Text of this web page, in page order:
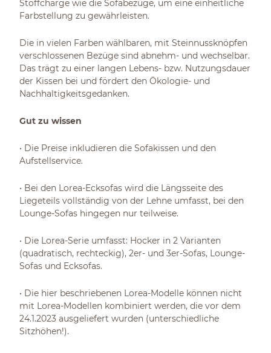
Stoffcharge wie die Sofabezüge, um eine einheitliche
Farbstellung zu gewährleisten.
Die in vielen Farben wählbaren, mit Steinnussknöpfen
verschlossenen Bezüge sind abnehm- und wechselbar.
Das trägt zu einer langen Lebens- bzw. Nutzungsdauer
der Kissen bei und fördert den Ökologie- und
Nachhaltigkeitsgedanken.
Gut zu wissen
• Die Preise inkludieren die Sofakissen und den
Aufstellservice.
• Bei den Lorea-Ecksofas wird die Längsseite des
Liegeteils vollständig von der Lehne umfasst, bei den
Lounge-Sofas hingegen nur teilweise.
• Die Lorea-Serie umfasst: Hocker in 2 Varianten
(quadratisch, rechteckig), 2er- und 3er-Sofas, Lounge-
Sofas und Ecksofas.
• Die hier beschriebenen Lorea-Modelle können nicht
mit Lorea-Modellen kombiniert werden, die vor dem
24.1.2023 ausgeliefert wurden (unterschiedliche
Sitzhöhen!).